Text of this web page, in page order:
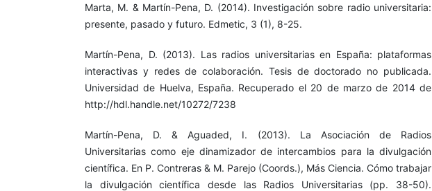
Marta, M. & Martín-Pena, D. (2014). Investigación sobre radio universitaria:
presente, pasado y futuro. Edmetic, 3 (1), 8-25.
Martín-Pena, D. (2013). Las radios universitarias en España: plataformas
interactivas y redes de colaboración. Tesis de doctorado no publicada.
Universidad de Huelva, España. Recuperado el 20 de marzo de 2014 de
http://hdl.handle.net/10272/7238
Martín-Pena, D. & Aguaded, I. (2013). La Asociación de Radios
Universitarias como eje dinamizador de intercambios para la divulgación
científica. En P. Contreras & M. Parejo (Coords.), Más Ciencia. Cómo trabajar
la divulgación científica desde las Radios Universitarias (pp. 38-50).